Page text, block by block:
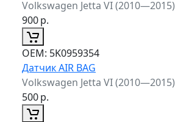
Volkswagen Jetta VI (2010—2015)
900р.
ОЕМ: 5K0959354
Датчик AIR BAG
Volkswagen Jetta VI (2010—2015)
500р.